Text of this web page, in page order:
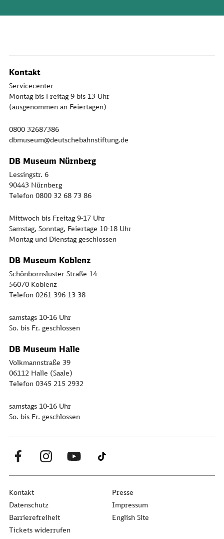
Kontakt
Servicecenter
Montag bis Freitag 9 bis 13 Uhr
(ausgenommen an Feiertagen)
0800 32687386
dbmuseum@deutschebahnstiftung.de
DB Museum Nürnberg
Lessingstr. 6
90443 Nürnberg
Telefon 0800 32 68 73 86
Mittwoch bis Freitag 9-17 Uhr
Samstag, Sonntag, Feiertage 10-18 Uhr
Montag und Dienstag geschlossen
DB Museum Koblenz
Schönbornsluster Straße 14
56070 Koblenz
Telefon 0261 396 13 38
samstags 10-16 Uhr
So. bis Fr. geschlossen
DB Museum Halle
Volkmannstraße 39
06112 Halle (Saale)
Telefon 0345 215 2932
samstags 10-16 Uhr
So. bis Fr. geschlossen
Kontakt
Presse
Datenschutz
Impressum
Barrierefreiheit
English Site
Tickets widerrufen